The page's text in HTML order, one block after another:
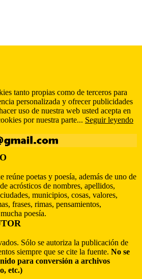
tanto propias como de terceros para
personalizada y ofrecer publicidades
uso de nuestra web usted acepta en
por nuestra parte... Seguir leyendo
reúne poetas y poesía, además de uno de
acrósticos de nombres, apellidos,
municipios, cosas, valores,
frases, rimas, pensamientos,
poesía.
Sólo se autoriza la publicación de
siempre que se cite la fuente. No se
para conversión a archivos
etc.)